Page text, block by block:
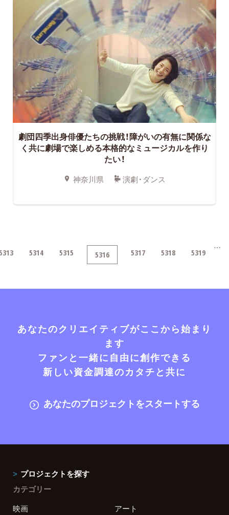
劇団四季出身俳優たちの挑戦！障がいの有無に関係な
く共に劇場で楽しめる本格的なミュージカルを作り
たい！
神奈川県 演劇・ダンス
5314 5315 5316 5317 5318 5319 …
あなたのクリエイティブがここから始まり
ます
ファンと一緒に自由に創作できる
新しい資金調達のカタチと共に
あなたのプロジェクトをスタートする
プロジェクトを探す
カテゴリー
映画
アート